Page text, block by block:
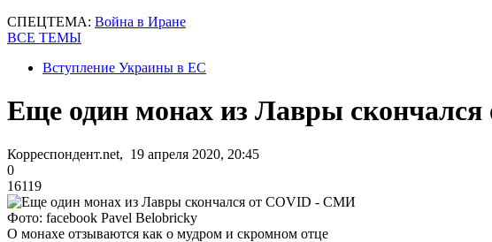
СПЕЦТЕМА: Война в Иране
ВСЕ ТЕМЫ
Вступление Украины в ЕС
Еще один монах из Лавры
Корреспондент.net, 19 апреля 2020, 20:45
0
16119
Фото: facebook Pavel Belobricky
О монахе отзываются как о мудром и скромном отце